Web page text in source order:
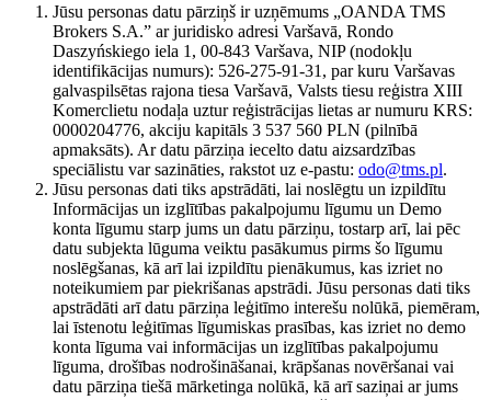
Jūsu personas datu pārziņš ir uzņēmums „OANDA TMS
Brokers S.A.” ar juridisko adresi Varšavā, Rondo
Daszyńskiego iela 1, 00-843 Varšava, NIP (nodokļu
identifikācijas numurs): 526-275-91-31, par kuru Varšavas
galvaspilsētas rajona tiesa Varšavā, Valsts tiesu reģistra XIII
Komerclietu nodaļa uztur reģistrācijas lietas ar numuru KRS:
0000204776, akciju kapitāls 3 537 560 PLN (pilnībā
apmaksāts). Ar datu pārziņa iecelto datu aizsardzības
speciālistu var sazināties, rakstot uz e-pastu: odo@tms.pl.
Jūsu personas dati tiks apstrādāti, lai noslēgtu un izpildītu
Informācijas un izglītības pakalpojumu līgumu un Demo
konta līgumu starp jums un datu pārziņu, tostarp arī, lai pēc
datu subjekta lūguma veiktu pasākumus pirms šo līgumu
noslēgšanas, kā arī lai izpildītu pienākumus, kas izriet no
noteikumiem par piekrišanas apstrādi. Jūsu personas dati tiks
apstrādāti arī datu pārziņa leģitīmo interešu nolūkā, piemēram,
lai īstenotu leģitīmas līgumiskas prasības, kas izriet no demo
konta līguma vai informācijas un izglītības pakalpojumu
līguma, drošības nodrošināšanai, krāpšanas novēršanai vai
datu pārziņa tiešā mārketinga nolūkā, kā arī saziņai ar jums